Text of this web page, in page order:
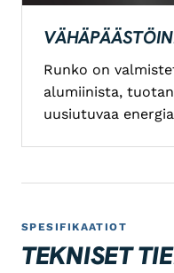
Runko on
alumiinista,
uusiutuvaa
SPESIFIKAATIOT
TEKNISET